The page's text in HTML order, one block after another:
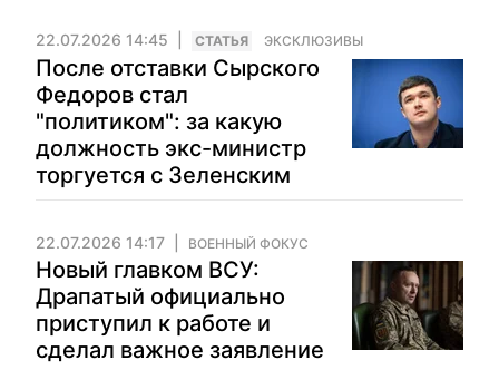
22.07.2026 14:45 CТАТЬЯ ЭКСКЛЮЗИВЫ
После отставки Сырского
Федоров стал
"политиком": за какую
должность экс-министр
торгуется с Зеленским
22.07.2026 14:17 ВОЕННЫЙ ФОКУС
Новый главком ВСУ:
Драпатый официально
приступил к работе и
сделал важное заявление